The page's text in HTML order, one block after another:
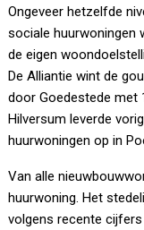
Ongeveer hetzelfde
sociale huurwoningen
de eigen
De Alliantie wint de
door Goedestede met
Hilversum leverde
huurwoningen op in
Van alle
huurwoning. Het
volgens recente